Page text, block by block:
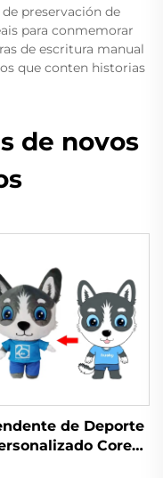
preservación de
para conmemorar
de escritura manual
que conten historias
de novos
de Deporte
Cores